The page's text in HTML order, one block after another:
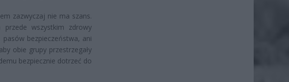
zazwyczaj nie ma szans.
wszystkim zdrowy
bezpieczeństwa, ani
obie grupy przestrzegały
bezpiecznie dotrzeć do